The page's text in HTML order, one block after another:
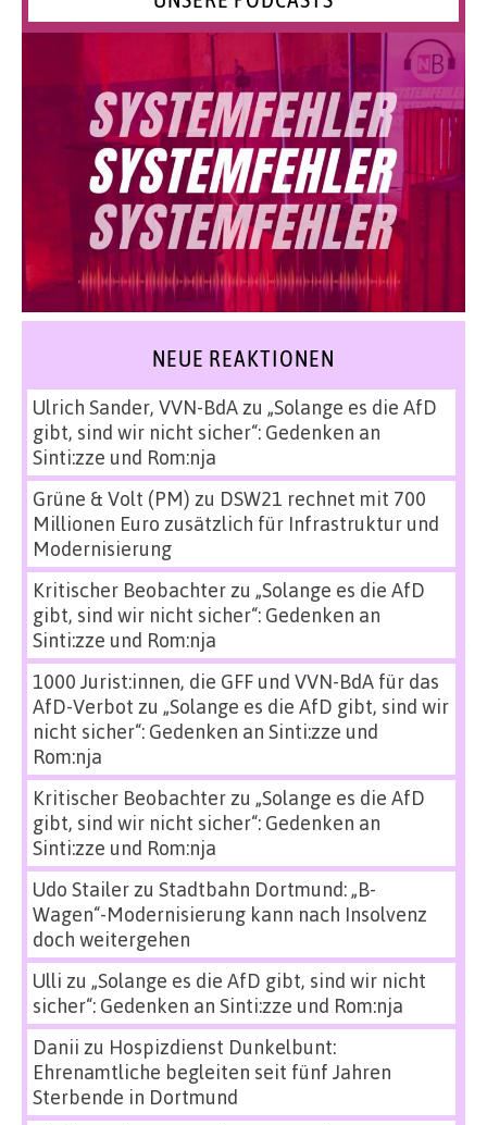
NEUE REAKTIONEN
Ulrich Sander, VVN-BdAzu „Solange es die AfD
gibt, sind wir nicht sicher“: Gedenken an
Sinti:zze und Rom:nja
Grüne & Volt (PM) zu DSW21 rechnet mit 700
Millionen Euro zusätzlich für Infrastruktur und
Modernisierung
Kritischer Beobachterzu „Solange es die AfD
gibt, sind wir nicht sicher“: Gedenken an
Sinti:zze und Rom:nja
1000 Jurist:innen, die GFF und VVN-BdA für das
AfD-Verbot zu „Solange es die AfD gibt, sind wir
nicht sicher“: Gedenken an Sinti:zze und
Rom:nja
Kritischer Beobachterzu „Solange es die AfD
gibt, sind wir nicht sicher“: Gedenken an
Sinti:zze und Rom:nja
Udo Stailerzu Stadtbahn Dortmund: „B-
Wagen“-Modernisierung kann nach Insolvenz
doch weitergehen
Ulli zu „Solange es die AfD gibt, sind wir nicht
sicher“: Gedenken an Sinti:zze und Rom:nja
Danii zu Hospizdienst Dunkelbunt:
Ehrenamtliche begleiten seit fünf Jahren
Sterbende in Dortmund